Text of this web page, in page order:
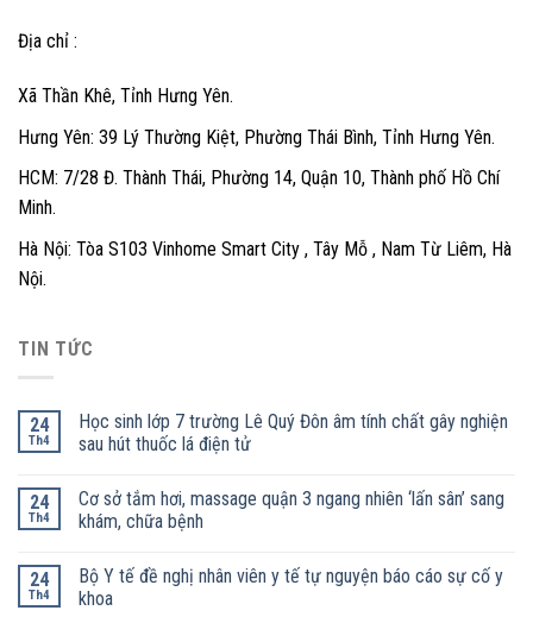
Địa chỉ :
Xã Thần Khê, Tỉnh Hưng Yên.
Hưng Yên: 39 Lý Thường Kiệt, Phường Thái Bình, Tỉnh Hưng Yên.
HCM: 7/28 Đ. Thành Thái, Phường 14, Quận 10, Thành phố Hồ Chí
Minh.
Hà Nội: Tòa S103 Vinhome Smart City , Tây Mỗ , Nam Từ Liêm, Hà
Nội.
TIN TỨC
24
Th4
Học sinh lớp 7 trường Lê Quý Đôn âm tính chất gây nghiện
sau hút thuốc lá điện tử
24
Th4
Cơ sở tắm hơi, massage quận 3 ngang nhiên ‘lấn sân’ sang
khám, chữa bệnh
24
Th4
Bộ Y tế đề nghị nhân viên y tế tự nguyện báo cáo sự cố y
khoa